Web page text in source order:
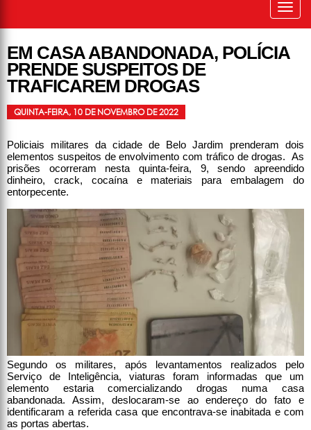
EM CASA ABANDONADA, POLÍCIA
PRENDE SUSPEITOS DE
TRAFICAREM DROGAS
QUINTA-FEIRA, 10 DE NOVEMBRO DE 2022
Policiais militares da cidade de Belo Jardim prenderam dois
elementos suspeitos de envolvimento com tráfico de drogas. As
prisões ocorreram nesta quinta-feira, 9, sendo apreendido
dinheiro, crack, cocaína e materiais para embalagem do
entorpecente.
Segundo os militares, após levantamentos realizados pelo
Serviço de Inteligência, viaturas foram informadas que um
elemento estaria comercializando drogas numa casa
abandonada. Assim, deslocaram-se ao endereço do fato e
identificaram a referida casa que encontrava-se inabitada e com
as portas abertas.